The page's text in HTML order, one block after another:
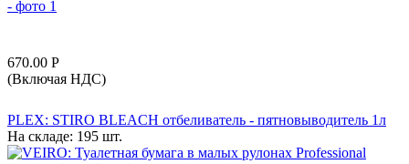
670.00 Р
(Включая НДС)
PLEX: STIRO BLEACH отбеливатель - пятновыводитель 1л
На складе: 195 шт.